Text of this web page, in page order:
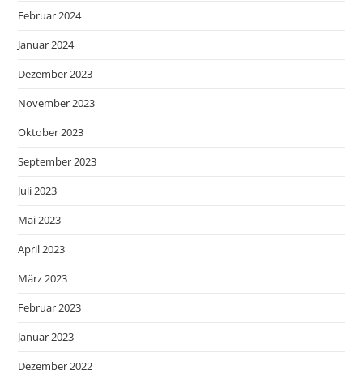
Februar 2024
Januar 2024
Dezember 2023
November 2023
Oktober 2023
September 2023
Juli 2023
Mai 2023
April 2023
März 2023
Februar 2023
Januar 2023
Dezember 2022